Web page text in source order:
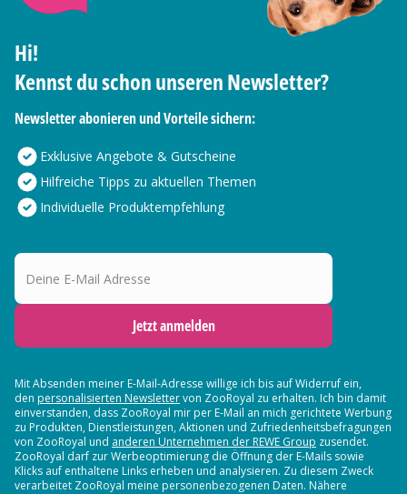
Hi!
Kennst du schon unseren Newsletter?
Newsletter abonieren und Vorteile sichern:
Exklusive Angebote & Gutscheine
Hilfreiche Tipps zu aktuellen Themen
Individuelle Produktempfehlung
Deine E-Mail Adresse
Jetzt anmelden
Mit Absenden meiner E-Mail-Adresse willige ich bis auf Widerruf ein,
den personalisierten Newslettervon ZooRoyal zu erhalten. Ich bin damit
einverstanden, dass ZooRoyal mir per E-Mail an mich gerichtete Werbung
zu Produkten, Dienstleistungen, Aktionen und Zufriedenheitsbefragungen
von ZooRoyal und anderen Unternehmen der REWE Group zusendet.
ZooRoyal darf zur Werbeoptimierung die Öffnung der E-Mails sowie
Klicks auf enthaltene Links erheben und analysieren. Zu diesem Zweck
verarbeitet ZooRoyal meine personenbezogenen Daten. Nähere